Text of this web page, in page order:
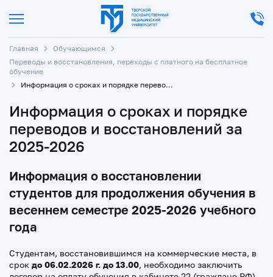
Главная
Обучающимся
Переводы и восстановления, переходы с платного на бесплатное
обучение
Информация о сроках и порядке переводов и восстановлений за 2025-2026
Информация о сроках и порядке
переводов и восстановлений за
2025-2026
Информация о восстановлении
студентов для продолжения обучения в
весеннем семестре 2025-2026 учебного
года
Студентам, восстановившимся на коммерческие места, в
срок до 06.02.2026 г. до 13.00, необходимо заключить